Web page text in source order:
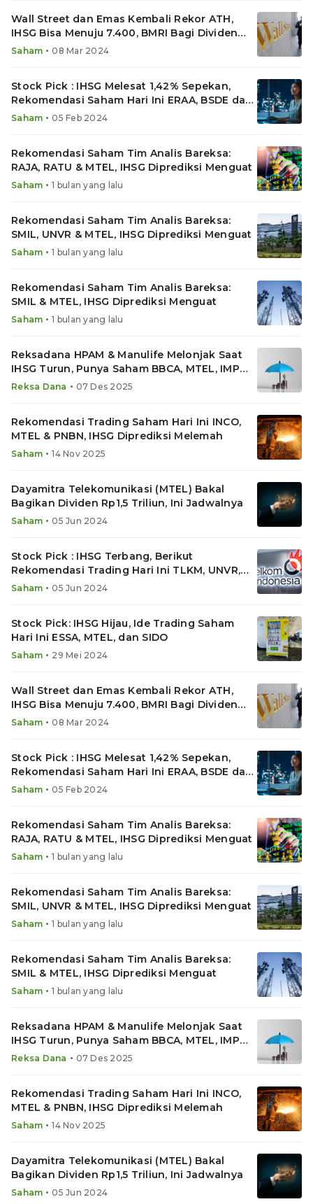
Wall Street dan Emas Kembali Rekor ATH,
IHSG Bisa Menuju 7.400, BMRI Bagi Dividen
Jumbo
Saham • 08 Mar 2024
Stock Pick : IHSG Melesat 1,42% Sepekan,
Rekomendasi Saham Hari Ini ERAA, BSDE dan
MTEL
Saham • 05 Feb 2024
Rekomendasi Saham Tim Analis Bareksa:
RAJA, RATU & MTEL, IHSG Diprediksi Menguat
Saham • 1 bulan yang lalu
Rekomendasi Saham Tim Analis Bareksa:
SMIL, UNVR & MTEL, IHSG Diprediksi Menguat
Saham • 1 bulan yang lalu
Rekomendasi Saham Tim Analis Bareksa:
SMIL & MTEL, IHSG Diprediksi Menguat
Saham • 1 bulan yang lalu
Reksadana HPAM & Manulife Melonjak Saat
IHSG Turun, Punya Saham BBCA, MTEL, IMPC,
TLKM, TMAS
Reksa Dana • 07 Des 2025
Rekomendasi Trading Saham Hari Ini INCO,
MTEL & PNBN, IHSG Diprediksi Melemah
Saham • 14 Nov 2025
Dayamitra Telekomunikasi (MTEL) Bakal
Bagikan Dividen Rp1,5 Triliun, Ini Jadwalnya
Saham • 05 Jun 2024
Stock Pick : IHSG Terbang, Berikut
Rekomendasi Trading Hari Ini TLKM, UNVR,
dan MTEL
Saham • 05 Jun 2024
Stock Pick: IHSG Hijau, Ide Trading Saham
Hari Ini ESSA, MTEL, dan SIDO
Saham • 29 Mei 2024
Wall Street dan Emas Kembali Rekor ATH,
IHSG Bisa Menuju 7.400, BMRI Bagi Dividen
Jumbo
Saham • 08 Mar 2024
Stock Pick : IHSG Melesat 1,42% Sepekan,
Rekomendasi Saham Hari Ini ERAA, BSDE dan
MTEL
Saham • 05 Feb 2024
Rekomendasi Saham Tim Analis Bareksa:
RAJA, RATU & MTEL, IHSG Diprediksi Menguat
Saham • 1 bulan yang lalu
Rekomendasi Saham Tim Analis Bareksa:
SMIL, UNVR & MTEL, IHSG Diprediksi Menguat
Saham • 1 bulan yang lalu
Rekomendasi Saham Tim Analis Bareksa:
SMIL & MTEL, IHSG Diprediksi Menguat
Saham • 1 bulan yang lalu
Reksadana HPAM & Manulife Melonjak Saat
IHSG Turun, Punya Saham BBCA, MTEL, IMPC,
TLKM, TMAS
Reksa Dana • 07 Des 2025
Rekomendasi Trading Saham Hari Ini INCO,
MTEL & PNBN, IHSG Diprediksi Melemah
Saham • 14 Nov 2025
Dayamitra Telekomunikasi (MTEL) Bakal
Bagikan Dividen Rp1,5 Triliun, Ini Jadwalnya
Saham • 05 Jun 2024